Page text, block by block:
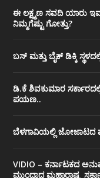
ಈ ಲಕ್ಷ್ಮಣ ಸವದಿ ಯಾರು
ನಿಮ್ಮಗೆಷ್ಟು ಗೋತ್ತು?
ಬಸ್ ಮತ್ತು ಬೈಕ್ ಡಿಕ್ಕಿ
ಡಿ.ಕೆ ಶಿವಕುಮಾರ
ಪಯಣ..
ಬೆಳಗಾವಿಯಲ್ಲಿ ಜೋಜಾಟದ
VIDIO – ಕರ್ನಾಟಕದ
ಮುಂದಾದ ಮಹಾರಾಷ್ಟ್ರ